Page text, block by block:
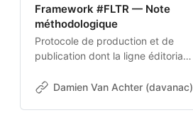
Framework #FLTR — Note
méthodologique
Protocole de production et de
publication dont la ligne éditoriale
projet. Cette architecture auto-
Damien Van Achter (davanac)